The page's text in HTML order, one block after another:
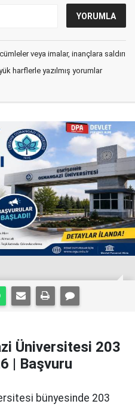
veya imalar, inançlara saldırı
harflerle yazılmış yorumlar
Üniversitesi 203
| Başvuru
bünyesinde 203